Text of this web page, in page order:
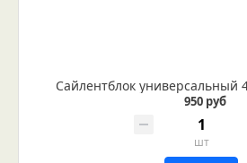
Сайлентблок универсальный
950 руб
шт